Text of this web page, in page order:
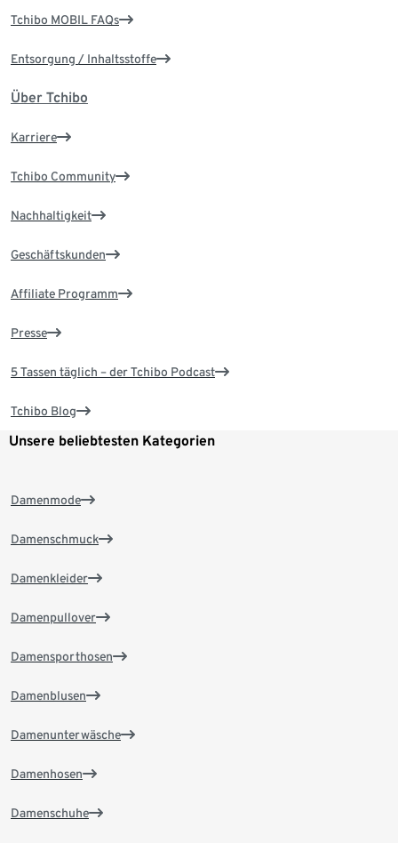
Tchibo MOBIL FAQs
Entsorgung / Inhaltsstoffe
Über Tchibo
Karriere
Tchibo Community
Nachhaltigkeit
Geschäftskunden
Affiliate Programm
Presse
5 Tassen täglich – der Tchibo Podcast
Tchibo Blog
Unsere beliebtesten Kategorien
Damenmode
Damenschmuck
Damenkleider
Damenpullover
Damensporthosen
Damenblusen
Damenunterwäsche
Damenhosen
Damenschuhe